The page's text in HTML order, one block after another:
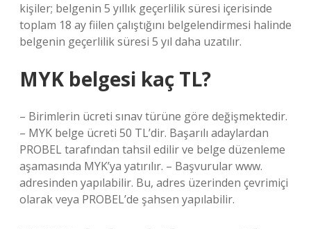
kişiler; belgenin 5 yıllık geçerlilik süresi içerisinde
toplam 18 ay fiilen çalıştığını belgelendirmesi halinde
belgenin geçerlilik süresi 5 yıl daha uzatılır.
MYK belgesi kaç TL?
– Birimlerin ücreti sınav türüne göre değişmektedir.
– MYK belge ücreti 50 TL’dir. Başarılı adaylardan
PROBEL tarafından tahsil edilir ve belge düzenleme
aşamasında MYK’ya yatırılır. – Başvurular www.
adresinden yapılabilir. Bu, adres üzerinden çevrimiçi
olarak veya PROBEL’de şahsen yapılabilir.